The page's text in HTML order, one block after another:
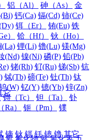
铝（Al） 砷（As）
金
钙(Ca) 镉(Cd) 铈(Ce)
铒（Er） 铕(Eu) 铁
） 铪（Hf）
钬（Ho）
(La) 锂(Li) 镥(Lu) 镁(Mg)
(Nd) 镍(Ni) 磷(P) 铅(Pb)
铑(Rh) 钌(Ru) 锑(Sb) 钪
铽(Tb) 碲(Te) 钍(Th) 钛
(W) 钇(Y) 镱(Yb) 锌(Zn)
锝（Tc） 钽（Ta）
钋
Ra） 钷（Pm）
镤
氧 氟化物 氨 氰化氢 五
它
镝 钬 铒 铥 镱 镥 其它